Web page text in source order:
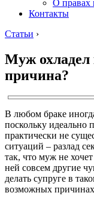
О правах
Контакты
Статьи ›
Муж охладел
причина?
В любом браке
поскольку
практически не
ситуаций – разлад
так, что муж не
ней совсем другие
делать супруге в
возможных